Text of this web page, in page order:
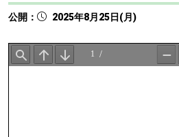
公開： 2025年8月25日(月)